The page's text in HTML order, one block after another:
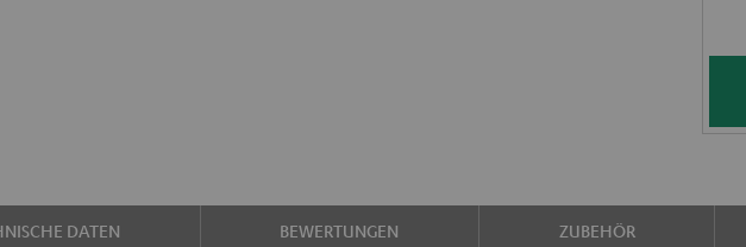
DATEN BEWERTUNGEN ZUBEHÖR